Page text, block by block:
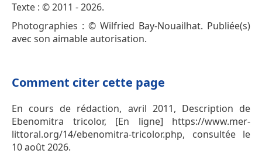
Texte : © 2011 - 2026.
Photographies : © Wilfried Bay-Nouailhat. Publiée(s)
avec son aimable autorisation.
Comment citer cette page
En cours de rédaction, avril 2011, Description de
Ebenomitra tricolor, [En ligne] https://www.mer-
littoral.org/14/ebenomitra-tricolor.php, consultée le
10 août 2026.